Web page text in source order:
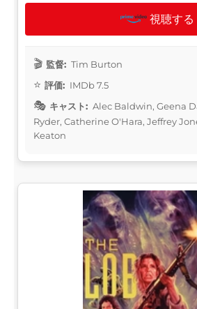
視聴する
監督: Tim Burton
評価: IMDb 7.5
キャスト: Alec Baldwin, Geena
Ryder, Catherine O'Hara, Jeffrey
Keaton